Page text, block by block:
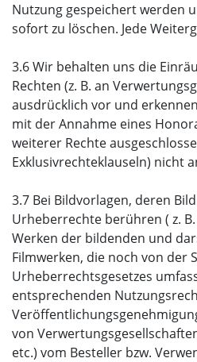
Nutzung gespeichert werden
sofort zu löschen. Jede
3.6 Wir behalten uns die
Rechten (z. B. an
ausdrücklich vor und
mit der Annahme eines
weiterer Rechte
Exklusivrechteklauseln) nicht
3.7 Bei Bildvorlagen, deren
Urheberrechte berühren ( z.
Werken der bildenden und
Filmwerken, die noch von der
Urheberrechtsgesetzes
entsprechenden
von
etc.) vom Besteller bzw.